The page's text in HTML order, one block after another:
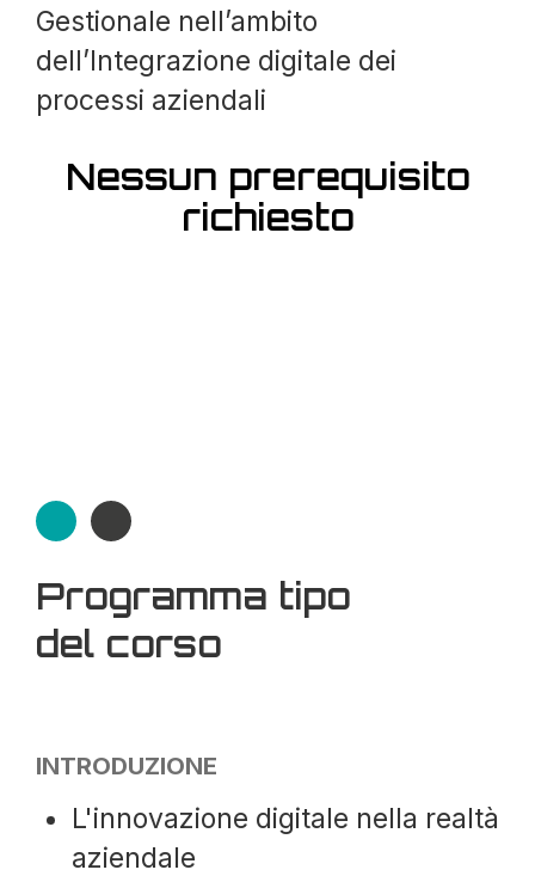
Gestionale nell’ambito
dell’Integrazione digitale dei
processi aziendali
Nessun prerequisito
richiesto
Programma tipo
del corso
INTRODUZIONE
L'innovazione digitale nella realtà
aziendale